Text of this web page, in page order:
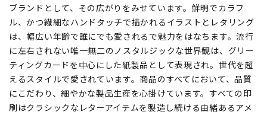
ブランドとして、その広がりをみせています。鮮明でカラフ
ル、かつ繊細なハンドタッチで描かれるイラストとレタリング
は、幅広い年齢で誰にでも愛されるで魅力をはなちます。流行
に左右されない唯一無二のノスタルジックな世界観は、グリー
ティングカードを中心にした紙製品として表現され。世代を超
えるスタイルで愛されています。商品のすべてにおいて、品質
にこだわり、細やかな製品生産を心掛けています。すべての印
刷はクラシックなレターアイテムを製造し続ける由緒あるアメ